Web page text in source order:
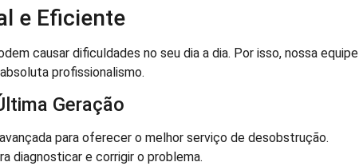
e Eficiente
causar dificuldades no seu dia a dia. Por isso, nossa equipe
profissionalismo.
Geração
para oferecer o melhor serviço de desobstrução.
diagnosticar e corrigir o problema.